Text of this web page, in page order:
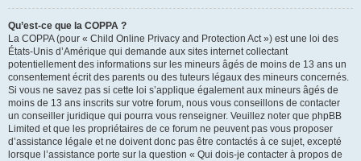
Qu’est-ce que la COPPA ?
La COPPA (pour « Child Online Privacy and Protection Act ») est une loi des
États-Unis d’Amérique qui demande aux sites internet collectant
potentiellement des informations sur les mineurs âgés de moins de 13 ans un
consentement écrit des parents ou des tuteurs légaux des mineurs concernés.
Si vous ne savez pas si cette loi s’applique également aux mineurs âgés de
moins de 13 ans inscrits sur votre forum, nous vous conseillons de contacter
un conseiller juridique qui pourra vous renseigner. Veuillez noter que phpBB
Limited et que les propriétaires de ce forum ne peuvent pas vous proposer
d’assistance légale et ne doivent donc pas être contactés à ce sujet, excepté
lorsque l’assistance porte sur la question « Qui dois-je contacter à propos de